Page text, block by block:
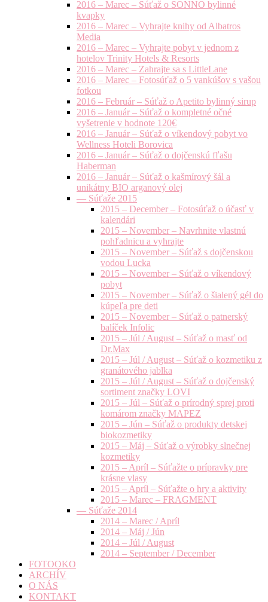
2016 – Marec – Súťaž o SONNO bylinné
kvapky
2016 – Marec – Vyhrajte knihy od Albatros
Media
2016 – Marec – Vyhrajte pobyt v jednom z
hotelov Trinity Hotels & Resorts
2016 – Marec – Zahrajte sa s LittleLane
2016 – Marec – Fotosúťaž o 5 vankúšov s vašou
fotkou
2016 – Február – Súťaž o Apetito bylinný sirup
2016 – Január – Súťaž o kompletné očné
vyšetrenie v hodnote 120€
2016 – Január – Súťaž o víkendový pobyt vo
Wellness Hoteli Borovica
2016 – Január – Súťaž o dojčenskú fľašu
Haberman
2016 – Január – Súťaž o kašmírový šál a
unikátny BIO arganový olej
— Súťaže 2015
2015 – December – Fotosúťaž o účasť v
kalendári
2015 – November – Navrhnite vlastnú
pohľadnicu a vyhrajte
2015 – November – Súťaž s dojčenskou
vodou Lucka
2015 – November – Súťaž o víkendový
pobyt
2015 – November – Súťaž o šialený gél do
kúpeľa pre deti
2015 – November – Súťaž o patnerský
balíček Infolic
2015 – Júl / August – Súťaž o masť od
Dr.Max
2015 – Júl / August – Súťaž o kozmetiku z
granátového jablka
2015 – Júl / August – Súťaž o dojčenský
sortiment značky LOVI
2015 – Júl – Súťaž o prírodný sprej proti
komárom značky MAPEZ
2015 – Jún – Súťaž o produkty detskej
biokozmetiky
2015 – Máj – Súťaž o výrobky slnečnej
kozmetiky
2015 – Apríl – Súťažte o prípravky pre
krásne vlasy
2015 – Apríl – Súťažte o hry a aktivity
2015 – Marec – FRAGMENT
— Súťaže 2014
2014 – Marec / Apríl
2014 – Máj / Jún
2014 – Júl / August
2014 – September / December
FOTOOKO
ARCHÍV
O NÁS
KONTAKT